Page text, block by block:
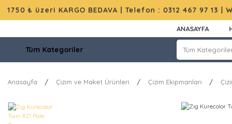
1750 ₺ üzeri KARGO BEDAVA | Telefon : 0312 467 97 13 |
ANASAYFA
Tüm Kategoriler
Anasayfa Çizim ve Maket Ürünleri Çizim Ekipmanları